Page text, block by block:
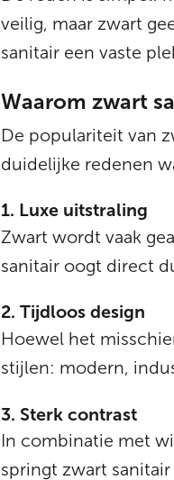
veilig, maar zwart
sanitair een vaste
Waarom zwart
De populariteit van
duidelijke redenen
1. Luxe uitstraling
Zwart wordt vaak
sanitair oogt direct
2. Tijdloos design
Hoewel het
stijlen: modern,
3. Sterk contrast
In combinatie met
springt zwart